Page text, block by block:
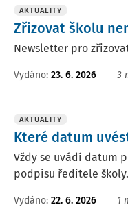
AKTUALITY
Zřizovat školu
Newsletter pro
Vydáno: 23. 6. 2026 3
AKTUALITY
Které datum
Vždy se uvádí datum
podpisu ředitele školy.
Vydáno: 22. 6. 2026 1